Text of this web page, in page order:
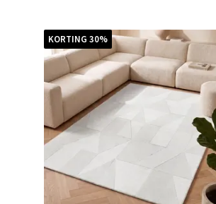
KORTING 30%